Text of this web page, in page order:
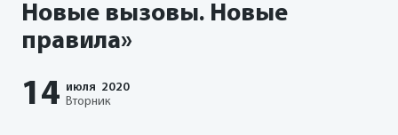
Новые вызовы. Новые
правила»
14 июля 2020
Вторник